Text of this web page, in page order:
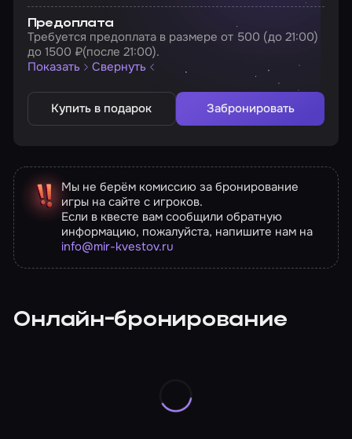
Предоплата
Требуется предоплата в размере от 500 (до 21:00)
до 1500 ₽(после 21:00).
Показать
Свернуть
Купить в подарок Забронировать
Мы не берём комиссию за бронирование
игры на сайте с игроков.
Если в квесте вам сообщили обратную
информацию, пожалуйста, напишите нам на
info@mir-kvestov.ru
Онлайн-бронирование